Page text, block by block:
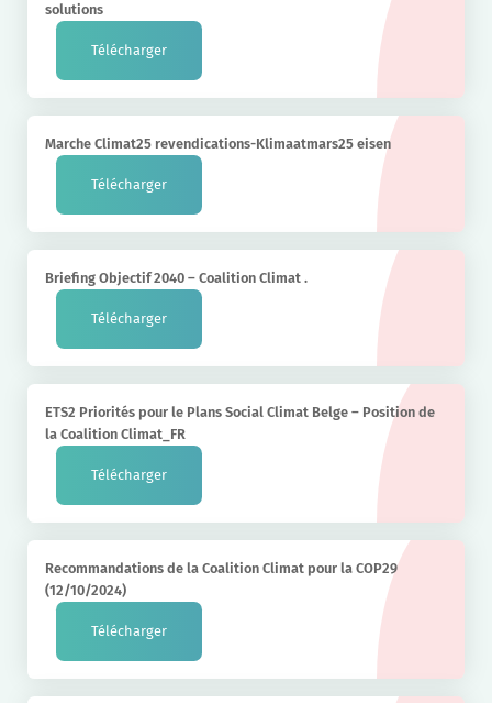
solutions
Télécharger
Marche Climat25 revendications-Klimaatmars25 eisen
Télécharger
Briefing Objectif 2040 – Coalition Climat .
Télécharger
ETS2 Priorités pour le Plans Social Climat Belge – Position de
la Coalition Climat_FR
Télécharger
Recommandations de la Coalition Climat pour la COP29
(12/10/2024)
Télécharger